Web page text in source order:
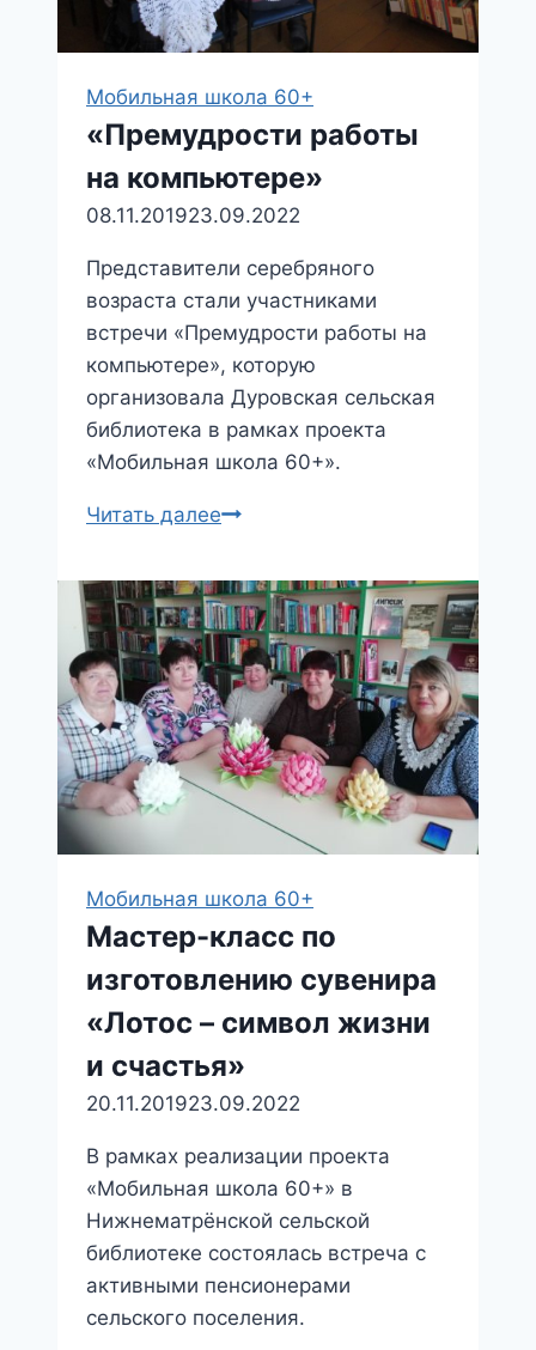
Мобильная школа 60+
«Премудрости работы
на компьютере»
08.11.201923.09.2022
Представители серебряного
возраста стали участниками
встречи «Премудрости работы на
компьютере», которую
организовала Дуровская сельская
библиотека в рамках проекта
«Мобильная школа 60+».
Читать далее«Премудрости
на
компьютере»
Мобильная школа 60+
Мастер-класс по
изготовлению сувенира
«Лотос – символ жизни
и счастья»
20.11.201923.09.2022
В рамках реализации проекта
«Мобильная школа 60+» в
Нижнематрёнской сельской
библиотеке состоялась встреча с
активными пенсионерами
сельского поселения.